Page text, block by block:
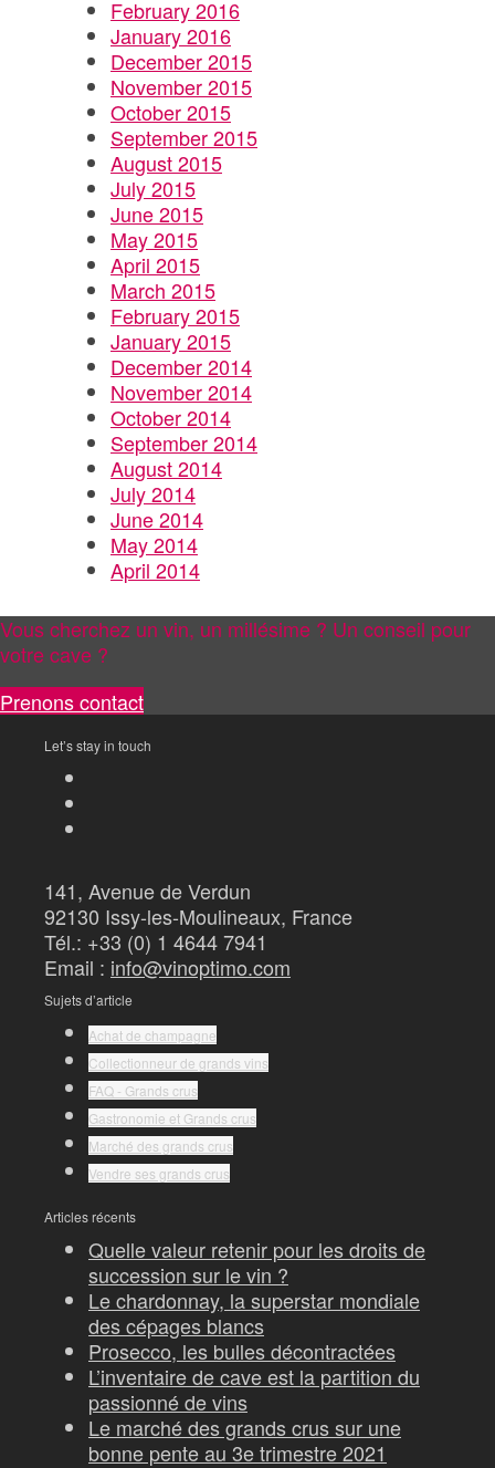
February 2016
January 2016
December 2015
November 2015
October 2015
September 2015
August 2015
July 2015
June 2015
May 2015
April 2015
March 2015
February 2015
January 2015
December 2014
November 2014
October 2014
September 2014
August 2014
July 2014
June 2014
May 2014
April 2014
Vous cherchez un vin, un millésime ? Un conseil pour
votre cave ?
Prenons contact
Let’s stay in touch
141, Avenue de Verdun
92130 Issy-les-Moulineaux, France
Tél.: +33 (0) 1 4644 7941
Email : info@vinoptimo.com
Sujets d’article
Achat de champagne
Collectionneur de grands vins
FAQ - Grands crus
Gastronomie et Grands crus
Marché des grands crus
Vendre ses grands crus
Articles récents
Quelle valeur retenir pour les droits de
succession sur le vin ?
Le chardonnay, la superstar mondiale
des cépages blancs
Prosecco, les bulles décontractées
L’inventaire de cave est la partition du
passionné de vins
Le marché des grands crus sur une
bonne pente au 3e trimestre 2021